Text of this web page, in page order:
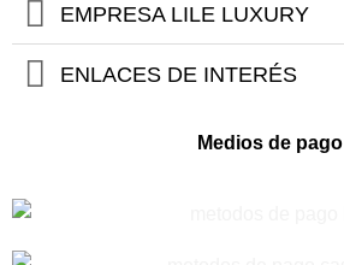
EMPRESA LILE LUXURY
ENLACES DE INTERÉS
Medios de pago